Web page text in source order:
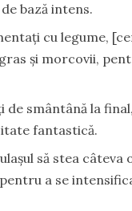
bază intens.
cu legume,
și morcovii,
de smântână la
fantastică.
să stea câteva
a se